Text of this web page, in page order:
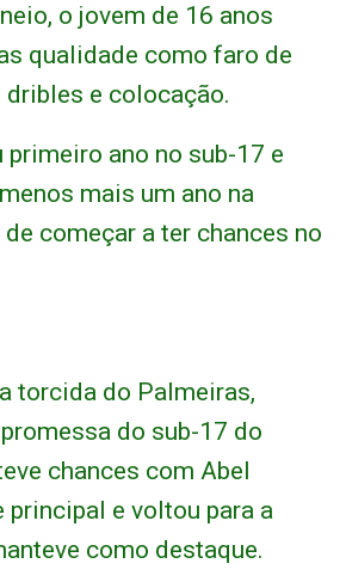
o jovem de 16 anos
qualidade como faro de
dribles e colocação.
primeiro ano no sub-17 e
mais um ano na
começar a ter chances no
torcida do Palmeiras,
do sub-17 do
chances com Abel
principal e voltou para a
como destaque.